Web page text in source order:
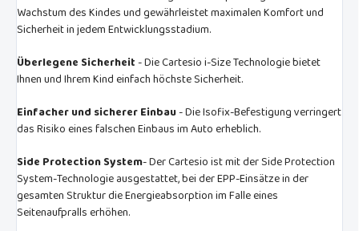
Wachstum des Kindes und gewährleistet maximalen Komfort und
Sicherheit in jedem Entwicklungsstadium.
Überlegene Sicherheit- Die Cartesio i-Size Technologie bietet
Ihnen und Ihrem Kind einfach höchste Sicherheit.
Einfacher und sicherer Einbau- Die Isofix-Befestigung verringert
das Risiko eines falschen Einbaus im Auto erheblich.
Side Protection System- Der Cartesio ist mit der Side Protection
System-Technologie ausgestattet, bei der EPP-Einsätze in der
gesamten Struktur die Energieabsorption im Falle eines
Seitenaufpralls erhöhen.